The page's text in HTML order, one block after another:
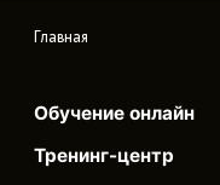
Главная
Обучение онлайн
Тренинг-центр